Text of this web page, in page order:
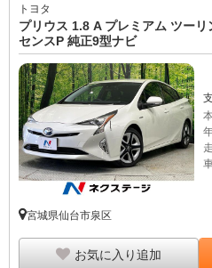
トヨタ
プリウス 1.8 A プレミアム ツー
センスP 純正9型ナビ
宮城県仙台市泉区
お気に入り追加